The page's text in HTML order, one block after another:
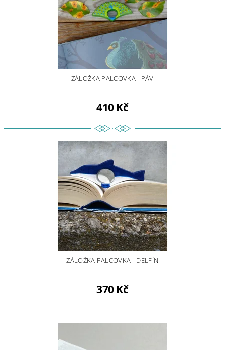
ZÁLOŽKA PALCOVKA - PÁV
410 Kč
ZÁLOŽKA PALCOVKA - DELFÍN
370 Kč